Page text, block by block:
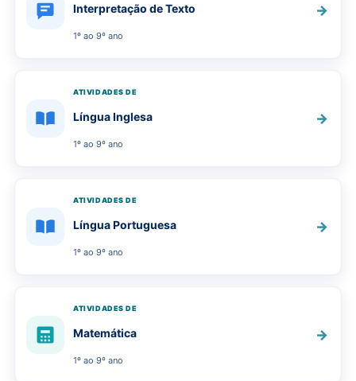
Interpretação de Texto
1º ao 9º ano
→
ATIVIDADES DE
Língua Inglesa
1º ao 9º ano
→
ATIVIDADES DE
Língua Portuguesa
1º ao 9º ano
→
ATIVIDADES DE
Matemática
1º ao 9º ano
→